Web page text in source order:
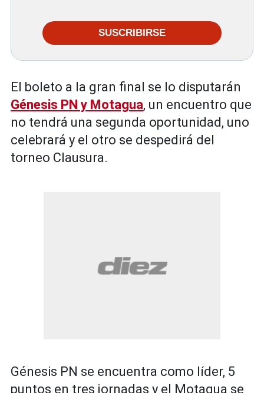
SUSCRIBIRSE
El boleto a la gran final se lo disputarán
Génesis PN y Motagua, un encuentro que
no tendrá una segunda oportunidad, uno
celebrará y el otro se despedirá del
torneo Clausura.
Génesis PN se encuentra como líder, 5
puntos en tres jornadas y el Motagua se